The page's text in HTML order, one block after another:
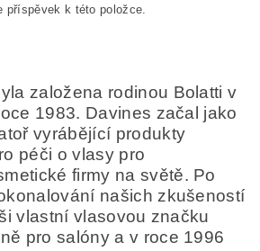
příspěvek k této položce.
založena rodinou Bolatti v
1983. Davines začal jako
vyrábějící produkty
péči o vlasy pro
firmy na světě. Po
našich zkušeností
vlastní vlasovou značku
pro salóny a v roce 1996